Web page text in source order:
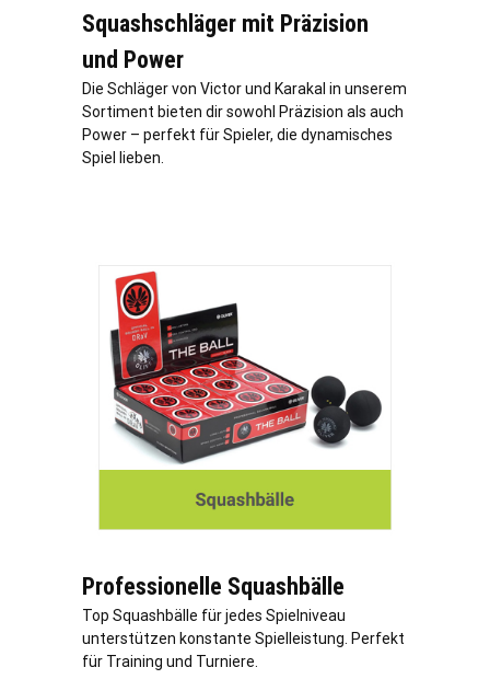
Squashschläger mit Präzision
und Power
Die Schläger von Victor und Karakal in unserem
Sortiment bieten dir sowohl Präzision als auch
Power – perfekt für Spieler, die dynamisches
Spiel lieben.
Professionelle Squashbälle
Top Squashbälle für jedes Spielniveau
unterstützen konstante Spielleistung. Perfekt
für Training und Turniere.